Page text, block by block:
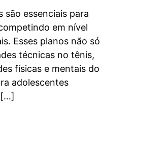
essenciais para
em nível
Esses planos não só
técnicas no tênis,
físicas e mentais do
adolescentes
[…]